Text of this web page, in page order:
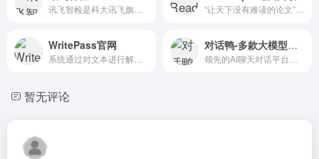
WritePass官网 对话鸭-多款大模型一起写
暂无评论